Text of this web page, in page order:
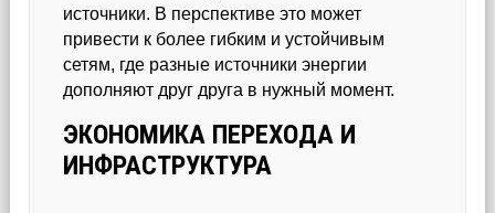
источники. В перспективе это может
привести к более гибким и устойчивым
сетям, где разные источники энергии
дополняют друг друга в нужный момент.
ЭКОНОМИКА ПЕРЕХОДА И
ИНФРАСТРУКТУРА